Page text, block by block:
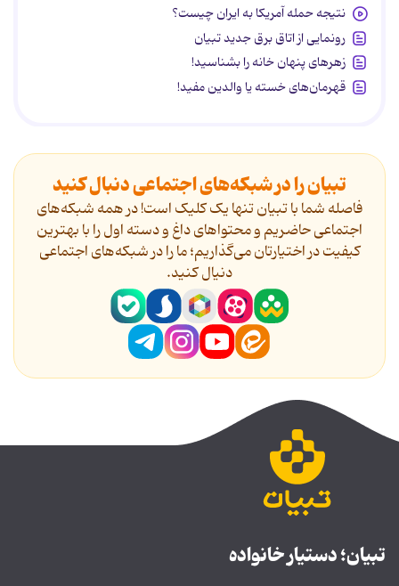
نتیجه حمله آمریکا به ایران چیست؟
رونمایی از اتاق برق جدید تبیان
زهرهای پنهان خانه را بشناسید!
قهرمان‌های خسته یا والدین مفید!
تبیان را در شبکه‌های اجتماعی دنبال کنید
فاصله شما با تبیان تنها یک کلیک است! در همه شبکه‌های
اجتماعی حاضریم و محتواهای داغ و دسته اول را با بهترین
کیفیت در اختیارتان می‌گذاریم؛ ما را در شبکه‌های اجتماعی
دنیال کنید.
تبیان؛ دستیار خانواده